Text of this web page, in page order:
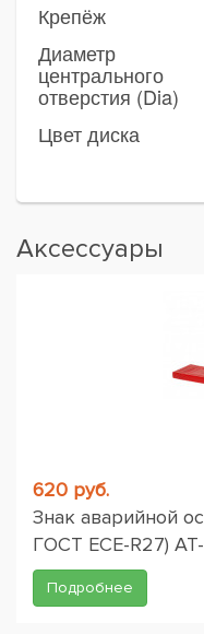
Крепёж
Диаметр
центрального
отверстия (Dia)
Цвет диска
Аксессуары
620 руб.
Знак аварийной
ГОСТ ЕСЕ-R27)
Подробнее